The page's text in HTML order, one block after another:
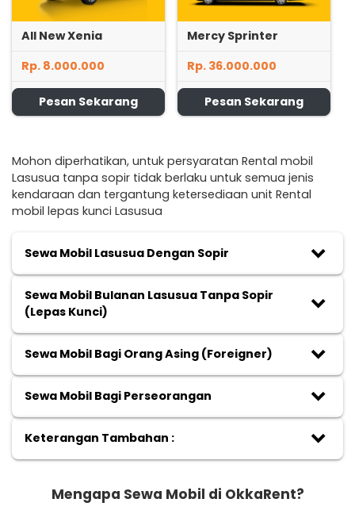
All New Xenia
Rp. 8.000.000
Pesan Sekarang
Mercy Sprinter
Rp. 36.000.000
Pesan Sekarang
Mohon diperhatikan, untuk persyaratan Rental mobil
Lasusua tanpa sopir tidak berlaku untuk semua jenis
kendaraan dan tergantung ketersediaan unit Rental
mobil lepas kunci Lasusua
Sewa Mobil Lasusua Dengan Sopir keyboard_arrow_down
Sewa Mobil Bulanan Lasusua Tanpa Sopir
(Lepas Kunci)
keyboard_arrow_down
Sewa Mobil Bagi Orang Asing (Foreigner) keyboard_arrow_down
Sewa Mobil Bagi Perseorangan keyboard_arrow_down
Keterangan Tambahan : keyboard_arrow_down
Mengapa Sewa Mobil di OkkaRent?